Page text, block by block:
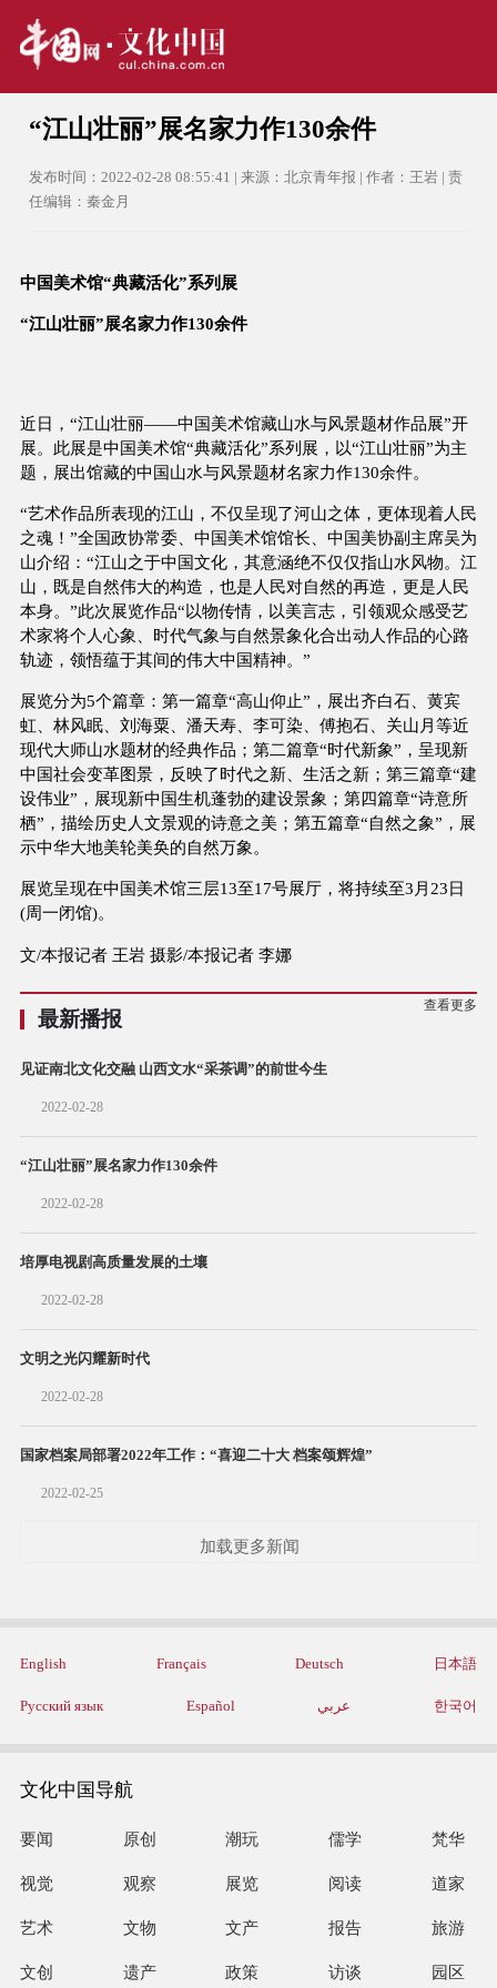
“江山壮丽”展名家力作130余件
发布时间：2022-02-28 08:55:41 | 来源：北京青年报 | 作者：王岩 | 责
任编辑：秦金月
中国美术馆“典藏活化”系列展
“江山壮丽”展名家力作130余件
近日，“江山壮丽——中国美术馆藏山水与风景题材作品展”开
展。此展是中国美术馆“典藏活化”系列展，以“江山壮丽”为主
题，展出馆藏的中国山水与风景题材名家力作130余件。
“艺术作品所表现的江山，不仅呈现了河山之体，更体现着人民
之魂！”全国政协常委、中国美术馆馆长、中国美协副主席吴为
山介绍：“江山之于中国文化，其意涵绝不仅仅指山水风物。江
山，既是自然伟大的构造，也是人民对自然的再造，更是人民
本身。”此次展览作品“以物传情，以美言志，引领观众感受艺
术家将个人心象、时代气象与自然景象化合出动人作品的心路
轨迹，领悟蕴于其间的伟大中国精神。”
展览分为5个篇章：第一篇章“高山仰止”，展出齐白石、黄宾
虹、林风眠、刘海粟、潘天寿、李可染、傅抱石、关山月等近
现代大师山水题材的经典作品；第二篇章“时代新象”，呈现新
中国社会变革图景，反映了时代之新、生活之新；第三篇章“建
设伟业”，展现新中国生机蓬勃的建设景象；第四篇章“诗意所
栖”，描绘历史人文景观的诗意之美；第五篇章“自然之象”，展
示中华大地美轮美奂的自然万象。
展览呈现在中国美术馆三层13至17号展厅，将持续至3月23日
(周一闭馆)。
文/本报记者 王岩 摄影/本报记者 李娜
最新播报
查看更多
见证南北文化交融 山西文水“采茶调”的前世今生
2022-02-28
“江山壮丽”展名家力作130余件
2022-02-28
培厚电视剧高质量发展的土壤
2022-02-28
文明之光闪耀新时代
2022-02-28
国家档案局部署2022年工作：“喜迎二十大 档案颂辉煌”
2022-02-25
加载更多新闻
English Français Deutsch 日本語
Русский язык Español عربي 한국어
文化中国导航
要闻 原创 潮玩 儒学 梵华
视觉 观察 展览 阅读 道家
艺术 文物 文产 报告 旅游
文创 遗产 政策 访谈 园区